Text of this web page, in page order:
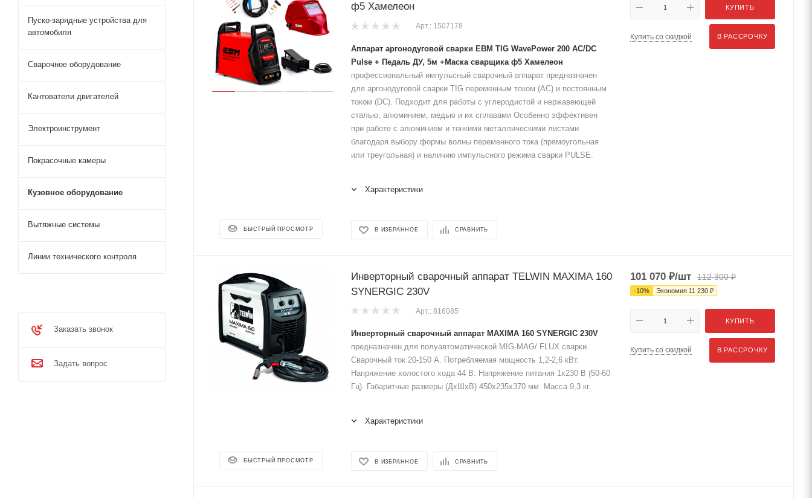
БЫСТРЫЙ ПРОСМОТР
ф5 Хамелеон
Арт.: 1507178
Аппарат аргонодуговой сварки ЕВМ TIG WavePower 200 AC/DC
Pulse + Педаль ДУ, 5м +Маска сварщика ф5 Хамелеон
профессиональный импульсный сварочный аппарат предназначен
для аргонодуговой сварки TIG переменным током (AC) и постоянным
током (DC). Подходит для работы с углеродистой и нержавеющей
сталью, алюминием, медью и их сплавами Особенно эффективен
при работе с алюминием и тонкими металлическими листами
благодаря выбору формы волны переменного тока (прямоугольная
или треугольная) и наличию импульсного режима сварки PULSE.
Характеристики
В ИЗБРАННОЕ СРАВНИТЬ
КУПИТЬ
Купить со скидкой В РАССРОЧКУ
БЫСТРЫЙ ПРОСМОТР
Инверторный сварочный аппарат TELWIN MAXIMA 160
SYNERGIC 230V
Арт.: 816085
Инверторный сварочный аппарат MAXIMA 160 SYNERGIC 230V
предназначен для полуавтоматической MIG-MAG/ FLUX сварки.
Сварочный ток 20-150 А. Потребляемая мощность 1,2-2,6 кВт.
Напряжение холостого хода 44 В. Напряжение питания 1х230 В (50-60
Гц). Габаритные размеры (ДхШхВ) 450х235х370 мм. Масса 9,3 кг.
Характеристики
В ИЗБРАННОЕ СРАВНИТЬ
101 070 ₽/шт 112 300₽
-10% Экономия 11 230 ₽
КУПИТЬ
Купить со скидкой В РАССРОЧКУ
Пуско-зарядные устройства для
автомобиля
Сварочное оборудование
Кантователи двигателей
Электроинструмент
Покрасочные камеры
Кузовное оборудование
Вытяжные системы
Линии технического контроля
Заказать звонок
Задать вопрос